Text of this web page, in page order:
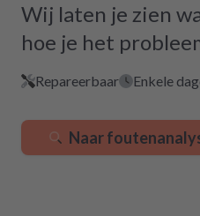
Wij laten je zien
hoe je het
Repareerbaar Enkele
Naar